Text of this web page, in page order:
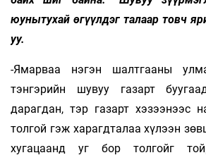
юунытухай өгүүлдэг талаар товч
уу.
-Ямарваа нэгэн шалтгааны
тэнгэрийн шувуу газарт
дарагдан, тэр газарт хэзээнээс
толгой гэж харагдталаа хүлээн
хугацаанд уг бор толгойг